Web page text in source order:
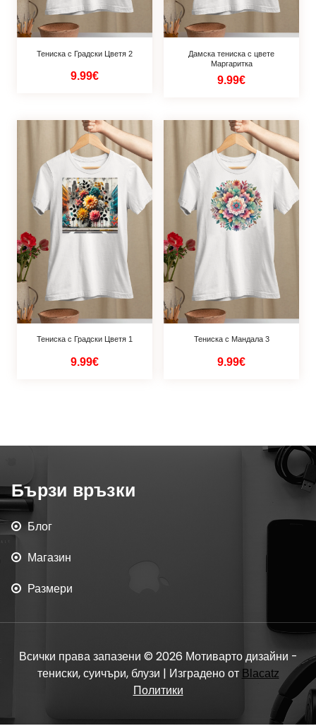
Тениска с Градски Цветя 2
9.99€
Дамска тениска с цвете
Маргаритка
9.99€
Тениска с Градски Цветя 1
9.99€
Тениска с Мандала 3
9.99€
Бързи връзки
Блог
Магазин
Размери
Всички права запазени © 2026 Мотиварто дизайни -
тениски, суичъри, блузи | Изградено от Blacatz
Политики